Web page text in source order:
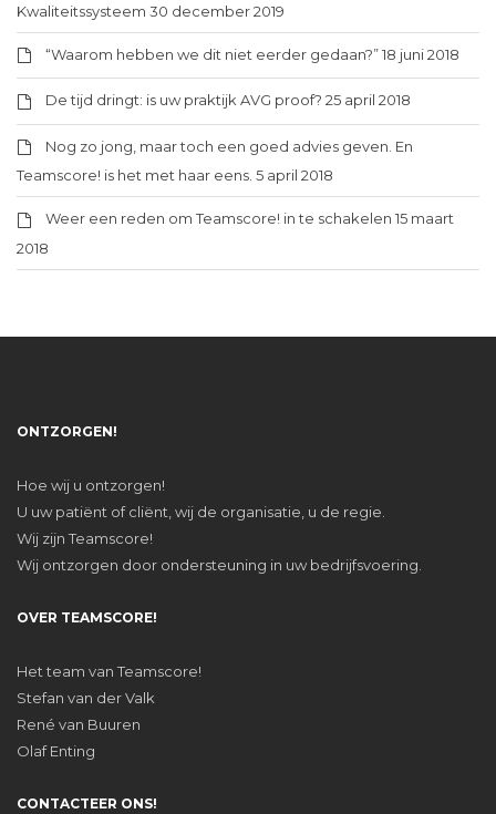
Kwaliteitssysteem 30 december 2019
“Waarom hebben we dit niet eerder gedaan?”18 juni 2018
De tijd dringt: is uw praktijk AVG proof? 25 april 2018
Nog zo jong, maar toch een goed advies geven. En
Teamscore! is het met haar eens. 5 april 2018
Weer een reden om Teamscore! in te schakelen 15 maart
2018
ONTZORGEN!
Hoe wij u ontzorgen!
U uw patiënt of cliënt, wij de organisatie, u de regie.
Wij zijn Teamscore!
Wij ontzorgen door ondersteuning in uw bedrijfsvoering.
OVER TEAMSCORE!
Het team van Teamscore!
Stefan van der Valk
René van Buuren
Olaf Enting
CONTACTEER ONS!